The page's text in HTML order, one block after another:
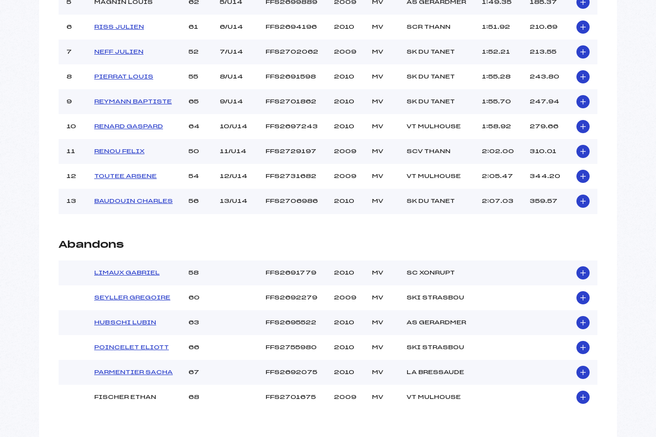
Pénalité appliquée :
117.9800
5 MAGNIN LOUIS 62 5/U14 FFS2699889 2009 MV AS GERARDMER 1:49.35 185.37
6 RISS JULIEN 61 6/U14 FFS2694196 2010 MV SCR THANN 1:51.92 210.69
7 NEFF JULIEN 52 7/U14 FFS2702062 2009 MV SK DU TANET 1:52.21 213.55
8 PIERRAT LOUIS 55 8/U14 FFS2691598 2010 MV SK DU TANET 1:55.28 243.80
9 REYMANN BAPTISTE 65 9/U14 FFS2701862 2010 MV SK DU TANET 1:55.70 247.94
10 RENARD GASPARD 64 10/U14 FFS2697243 2010 MV VT MULHOUSE 1:58.92 279.66
11 RENOU FELIX 50 11/U14 FFS2729197 2009 MV SCV THANN 2:02.00 310.01
12 TOUTEE ARSENE 54 12/U14 FFS2731682 2009 MV VT MULHOUSE 2:05.47 344.20
13 BAUDOUIN CHARLES 56 13/U14 FFS2706986 2010 MV SK DU TANET 2:07.03 359.57
Abandons
LIMAUX GABRIEL 58 FFS2691779 2010 MV SC XONRUPT
SEYLLER GREGOIRE 60 FFS2692279 2009 MV SKI STRASBOU
HUBSCHI LUBIN 63 FFS2695522 2010 MV AS GERARDMER
POINCELET ELIOTT 66 FFS2755980 2010 MV SKI STRASBOU
PARMENTIER SACHA 67 FFS2692075 2010 MV LA BRESSAUDE
FISCHER ETHAN 68 FFS2701675 2009 MV VT MULHOUSE